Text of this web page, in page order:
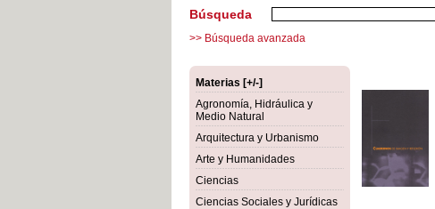
Búsqueda
>> Búsqueda avanzada
Materias [+/-]
Agronomía, Hidráulica y
Medio Natural
Arquitectura y Urbanismo
Arte y Humanidades
Ciencias
Ciencias Sociales y Jurídicas